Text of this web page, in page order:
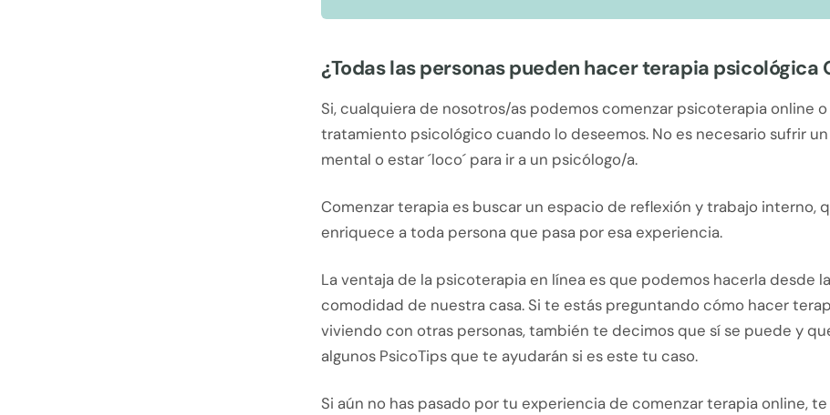
¿Todas las personas pueden hacer terapia psicológica
Si, cualquiera de nosotros/as podemos comenzar psicoterapia online o
tratamiento psicológico cuando lo deseemos. No es necesario sufrir
mental o estar ´loco´ para ir a un psicólogo/a.
Comenzar terapia es buscar un espacio de reflexión y trabajo interno,
enriquece a toda persona que pasa por esa experiencia.
La ventaja de la psicoterapia en línea es que podemos hacerla desde la
comodidad de nuestra casa. Si te estás preguntando cómo hacer
viviendo con otras personas, también te decimos que sí se puede y
algunos PsicoTips que te ayudarán si es este tu caso.
Si aún no has pasado por tu experiencia de comenzar terapia online,